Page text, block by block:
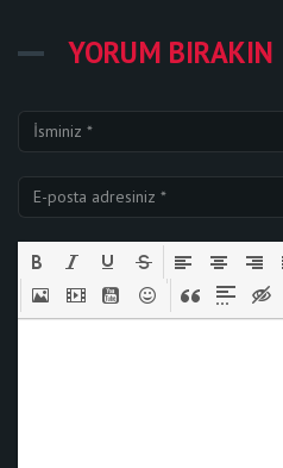
YORUM BIRAKIN